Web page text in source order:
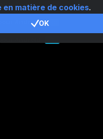
en matière de cookies.
OK
Android MAX
pour Android PRO